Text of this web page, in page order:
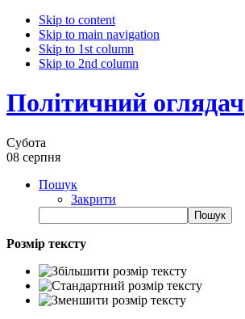
Skip to content
Skip to main navigation
Skip to 1st column
Skip to 2nd column
Політичний оглядач
Субота
08 серпня
Пошук
Закрити
Розмір тексту